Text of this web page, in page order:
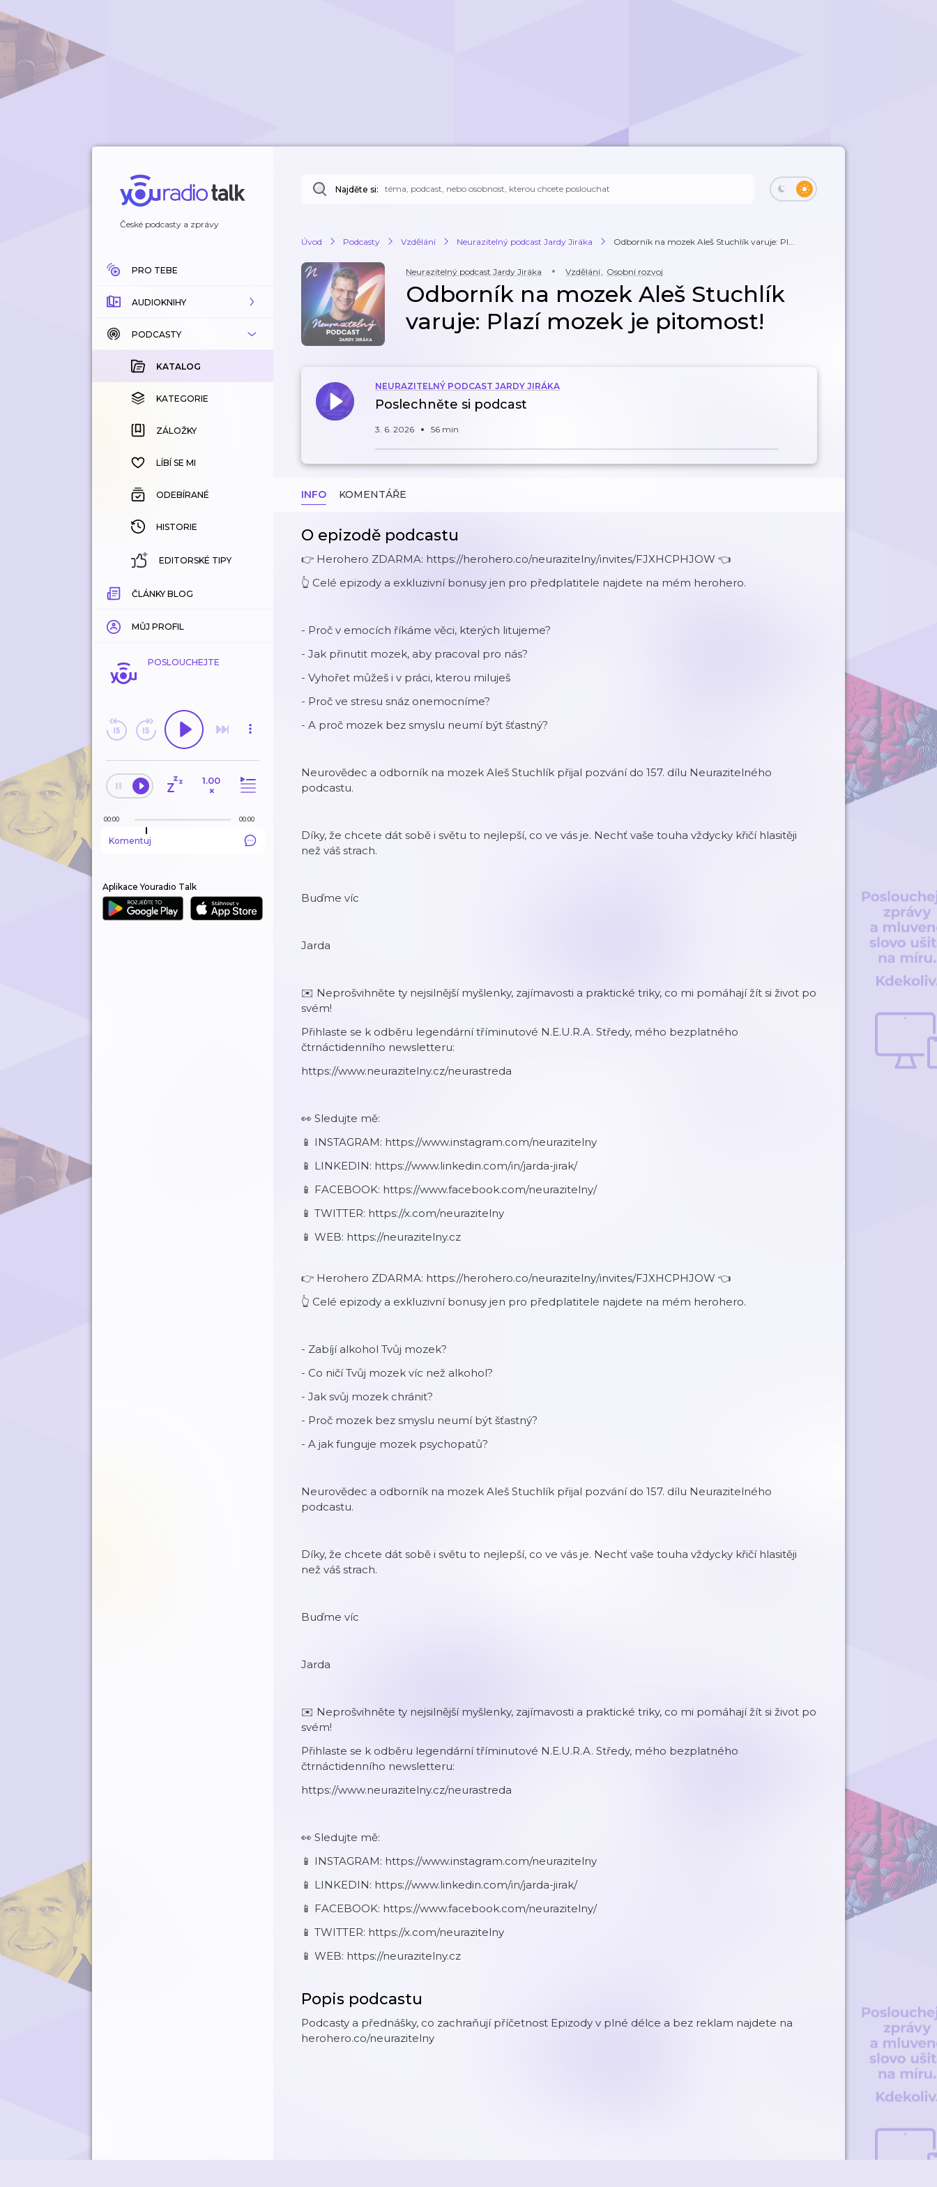
České podcasty a zprávy
PRO TEBE
AUDIOKNIHY
KATALOG
KOUPENÉ
KATEGORIE
ZÁLOŽKY
HISTORIE
PODCASTY
KATALOG
KATEGORIE
ZÁLOŽKY
LÍBÍ SE MI
ODEBÍRANÉ
HISTORIE
EDITORSKÉ TIPY
ČLÁNKY BLOG
MŮJ PROFIL
POSLOUCHEJTE
1.00
×
00:00 00:00
Komentuj
Aplikace Youradio Talk
Najděte si:
Úvod Podcasty Vzdělání Neurazitelný podcast Jardy Jiráka Odborník na mozek Aleš Stuchlík varuje: Pl...
Neurazitelný podcast Jardy Jiráka Vzdělání, Osobní rozvoj
Odborník na mozek Aleš Stuchlík
varuje: Plazí mozek je pitomost!
NEURAZITELNÝ PODCAST JARDY JIRÁKA
Poslechněte si podcast
3. 6. 2026 56 min
INFO KOMENTÁŘE
O epizodě podcastu
👉 Herohero ZDARMA: https://herohero.co/neurazitelny/invites/FJXHCPHJOW 👈
👆 Celé epizody a exkluzivní bonusy jen pro předplatitele najdete na mém herohero.
- Proč v emocích říkáme věci, kterých litujeme?
- Jak přinutit mozek, aby pracoval pro nás?
- Vyhořet můžeš i v práci, kterou miluješ
- Proč ve stresu snáz onemocníme?
- A proč mozek bez smyslu neumí být šťastný?
Neurovědec a odborník na mozek Aleš Stuchlík přijal pozvání do 157. dílu Neurazitelného
podcastu.
Díky, že chcete dát sobě i světu to nejlepší, co ve vás je. Nechť vaše touha vždycky křičí hlasitěji
než váš strach.
Buďme víc
Jarda
✉️ Neprošvihněte ty nejsilnější myšlenky, zajímavosti a praktické triky, co mi pomáhají žít si život po
svém!
Přihlaste se k odběru legendární tříminutové N.E.U.R.A. Středy, mého bezplatného
čtrnáctidenního newsletteru:
https://www.neurazitelny.cz/neurastreda
👀 Sledujte mě:
📱 INSTAGRAM: https://www.instagram.com/neurazitelny
📱 LINKEDIN: https://www.linkedin.com/in/jarda-jirak/
📱 FACEBOOK: https://www.facebook.com/neurazitelny/
📱 TWITTER: https://x.com/neurazitelny
📱 WEB: https://neurazitelny.cz
👉 Herohero ZDARMA: https://herohero.co/neurazitelny/invites/FJXHCPHJOW 👈
👆 Celé epizody a exkluzivní bonusy jen pro předplatitele najdete na mém herohero.
- Zabíjí alkohol Tvůj mozek?
- Co ničí Tvůj mozek víc než alkohol?
- Jak svůj mozek chránit?
- Proč mozek bez smyslu neumí být šťastný?
- A jak funguje mozek psychopatů?
Neurovědec a odborník na mozek Aleš Stuchlík přijal pozvání do 157. dílu Neurazitelného
podcastu.
Díky, že chcete dát sobě i světu to nejlepší, co ve vás je. Nechť vaše touha vždycky křičí hlasitěji
než váš strach.
Buďme víc
Jarda
✉️ Neprošvihněte ty nejsilnější myšlenky, zajímavosti a praktické triky, co mi pomáhají žít si život po
svém!
Přihlaste se k odběru legendární tříminutové N.E.U.R.A. Středy, mého bezplatného
čtrnáctidenního newsletteru:
https://www.neurazitelny.cz/neurastreda
👀 Sledujte mě:
📱 INSTAGRAM: https://www.instagram.com/neurazitelny
📱 LINKEDIN: https://www.linkedin.com/in/jarda-jirak/
📱 FACEBOOK: https://www.facebook.com/neurazitelny/
📱 TWITTER: https://x.com/neurazitelny
📱 WEB: https://neurazitelny.cz
Popis podcastu
Podcasty a přednášky, co zachraňují příčetnost Epizody v plné délce a bez reklam najdete na
herohero.co/neurazitelny